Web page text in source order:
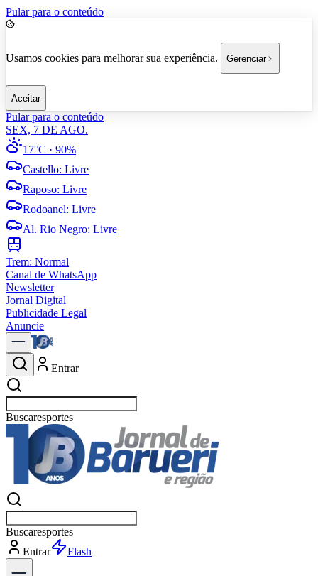
Pular para o conteúdo
Usamos cookies para melhorar sua experiência. Gerenciar
Aceitar
Pular para o conteúdo
SEX, 7 DE AGO.
17°C · 90%
Castello: Livre
Raposo: Livre
Rodoanel: Livre
Al. Rio Negro: Livre
Trem: Normal
Canal de WhatsApp
Newsletter
Jornal Digital
Publicidade Legal
Anuncie
Entrar
Buscarpolítica
Buscarpolítica
Entrar
Explorar